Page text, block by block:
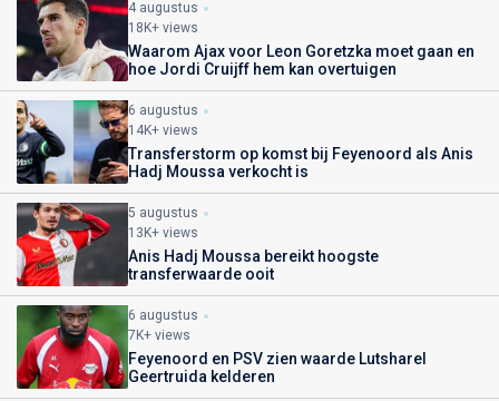
4 augustus
18K+ views
Waarom Ajax voor Leon Goretzka moet gaan en
hoe Jordi Cruijff hem kan overtuigen
6 augustus
14K+ views
Transferstorm op komst bij Feyenoord als Anis
Hadj Moussa verkocht is
5 augustus
13K+ views
Anis Hadj Moussa bereikt hoogste
transferwaarde ooit
6 augustus
7K+ views
Feyenoord en PSV zien waarde Lutsharel
Geertruida kelderen